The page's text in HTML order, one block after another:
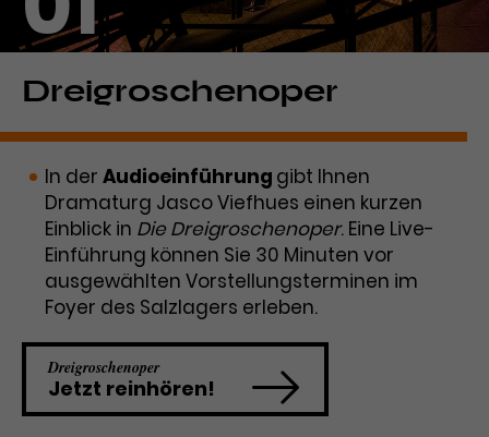
Laufzeit 1 Tag
Zweck
Dieses Cookie wird von Google
Analytics installiert. Das Cookie
wird verwendet, um Informationen
Besucher*innen eine Website
nutzen, und hilft bei der Erstellung
eines Analyseberichts über die
Performance der Website. Die
erhobenen Daten umfassen in
anonymisierter Form die Anzahl
der Besuche, die Quelle, aus der sie
stammen, und die besuchten
Seiten.
Name _gcl_aw
Anbieter Google Ads
Laufzeit 3 Monate
Zweck
Dieses Cookie speichert
Informationen zu Werbeklicks und
dient der Zuordnung von
Conversions zu Google Ads-
Kampagnen.
Dreigroschenoper
In der Audioeinführung gibt Ihnen
Dramaturg Jasco Viefhues einen kurzen
Einblick in Die Dreigroschenoper. Eine Live-
Einführung können Sie 30 Minuten vor
ausgewählten Vorstellungsterminen im
Foyer des Salzlagers erleben.
Dreigroschenoper
Jetzt reinhören!